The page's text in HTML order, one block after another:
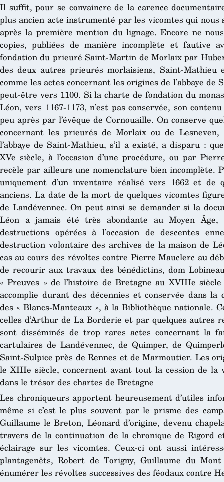
Il suffit, pour se convaincre de la carence
plus ancien acte instrumenté par les vicomtes qui nous
après la première mention du lignage. Encore ne
copies, publiées de manière incomplète et fautive
fondation du prieuré Saint-Martin de Morlaix par
des deux autres prieurés morlaisiens, Saint-
comme les actes concernant les origines de l’abbaye
peut-être vers 1100. Si la charte de fondation du
Léon, vers 1167-1173, n’est pas conservée, son
peu après par l’évêque de Cornouaille. On conserve
concernant les prieurés de Morlaix ou de
l’abbaye de Saint-Mathieu, s’il a existé, a disparu :
XVe siècle, à l’occasion d’une procédure, ou par
recèle par ailleurs une nomenclature bien incomplète.
uniquement d’un inventaire réalisé vers 1662 et de
anciens. La date de la mort de quelques vicomtes
de Landévennec. On peut ainsi se demander si la
Léon a jamais été très abondante au Moyen Âge,
destructions opérées à l’occasion de descentes
destruction volontaire des archives de la maison de
cas au cours des révoltes contre Pierre Mauclerc au
de recourir aux travaux des bénédictins, dom
« Preuves » de l’histoire de Bretagne au XVIIIe
accomplie durant des décennies et conservée dans
des « Blancs-Manteaux », à la Bibliothèque nationale.
celles d’Arthur de La Borderie et par quelques autres
sont disséminés de trop rares actes concernant la
cartulaires de Landévennec, de Quimper, de
Saint-Sulpice près de Rennes et de Marmoutier. Les
le XIIIe siècle, concernent avant tout la cession de la
dans le trésor des chartes de Bretagne
Les chroniqueurs apportent heureusement d’utiles
même si c’est le plus souvent par le prisme des
Guillaume le Breton, Léonard d’origine, devenu
travers de la continuation de la chronique de Rigord
éclairage sur les vicomtes. Ceux-ci ont aussi
plantagenêts, Robert de Torigny, Guillaume du
énumérer les révoltes successives des féodaux contre